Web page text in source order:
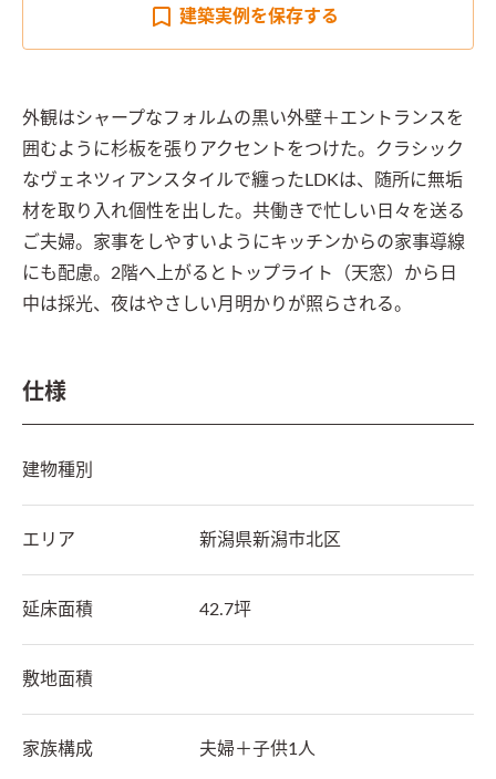
建築実例を保存する
外観はシャープなフォルムの黒い外壁＋エントランスを
囲むように杉板を張りアクセントをつけた。クラシック
なヴェネツィアンスタイルで纏ったLDKは、随所に無垢
材を取り入れ個性を出した。共働きで忙しい日々を送る
ご夫婦。家事をしやすいようにキッチンからの家事導線
にも配慮。2階へ上がるとトップライト（天窓）から日
中は採光、夜はやさしい月明かりが照らされる。
仕様
建物種別
エリア 新潟県新潟市北区
延床面積 42.7坪
敷地面積
家族構成 夫婦＋子供1人